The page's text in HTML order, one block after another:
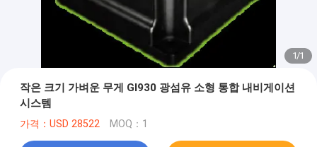
1/1
작은 크기 가벼운 무게 GI930 광섬유 소형 통합 내비게이션
시스템
가격：USD 28522 MOQ：1